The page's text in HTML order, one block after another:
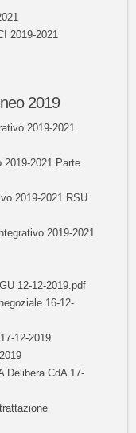
2019-2021
2019
2019-2021
2019-2021 Parte
2019-2021 RSU
2019-2021
12-12-2019.pdf
16-12-
12-2019
Delibera CdA 17-